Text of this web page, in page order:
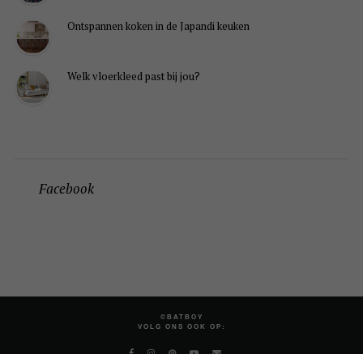
Ontspannen koken in de Japandi keuken
Welk vloerkleed past bij jou?
Facebook
©BATBOY
VOLG ONS OOK OP: